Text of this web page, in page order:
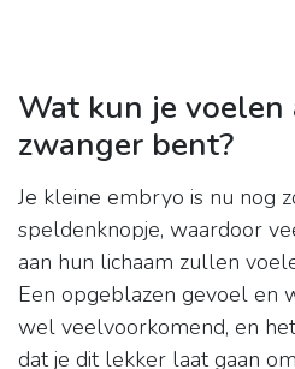
Wat kun je voelen
zwanger bent?
Je kleine embryo is nu nog
speldenknopje, waardoor
aan hun lichaam zullen
Een opgeblazen gevoel en
wel veelvoorkomend, en
dat je dit lekker laat gaan